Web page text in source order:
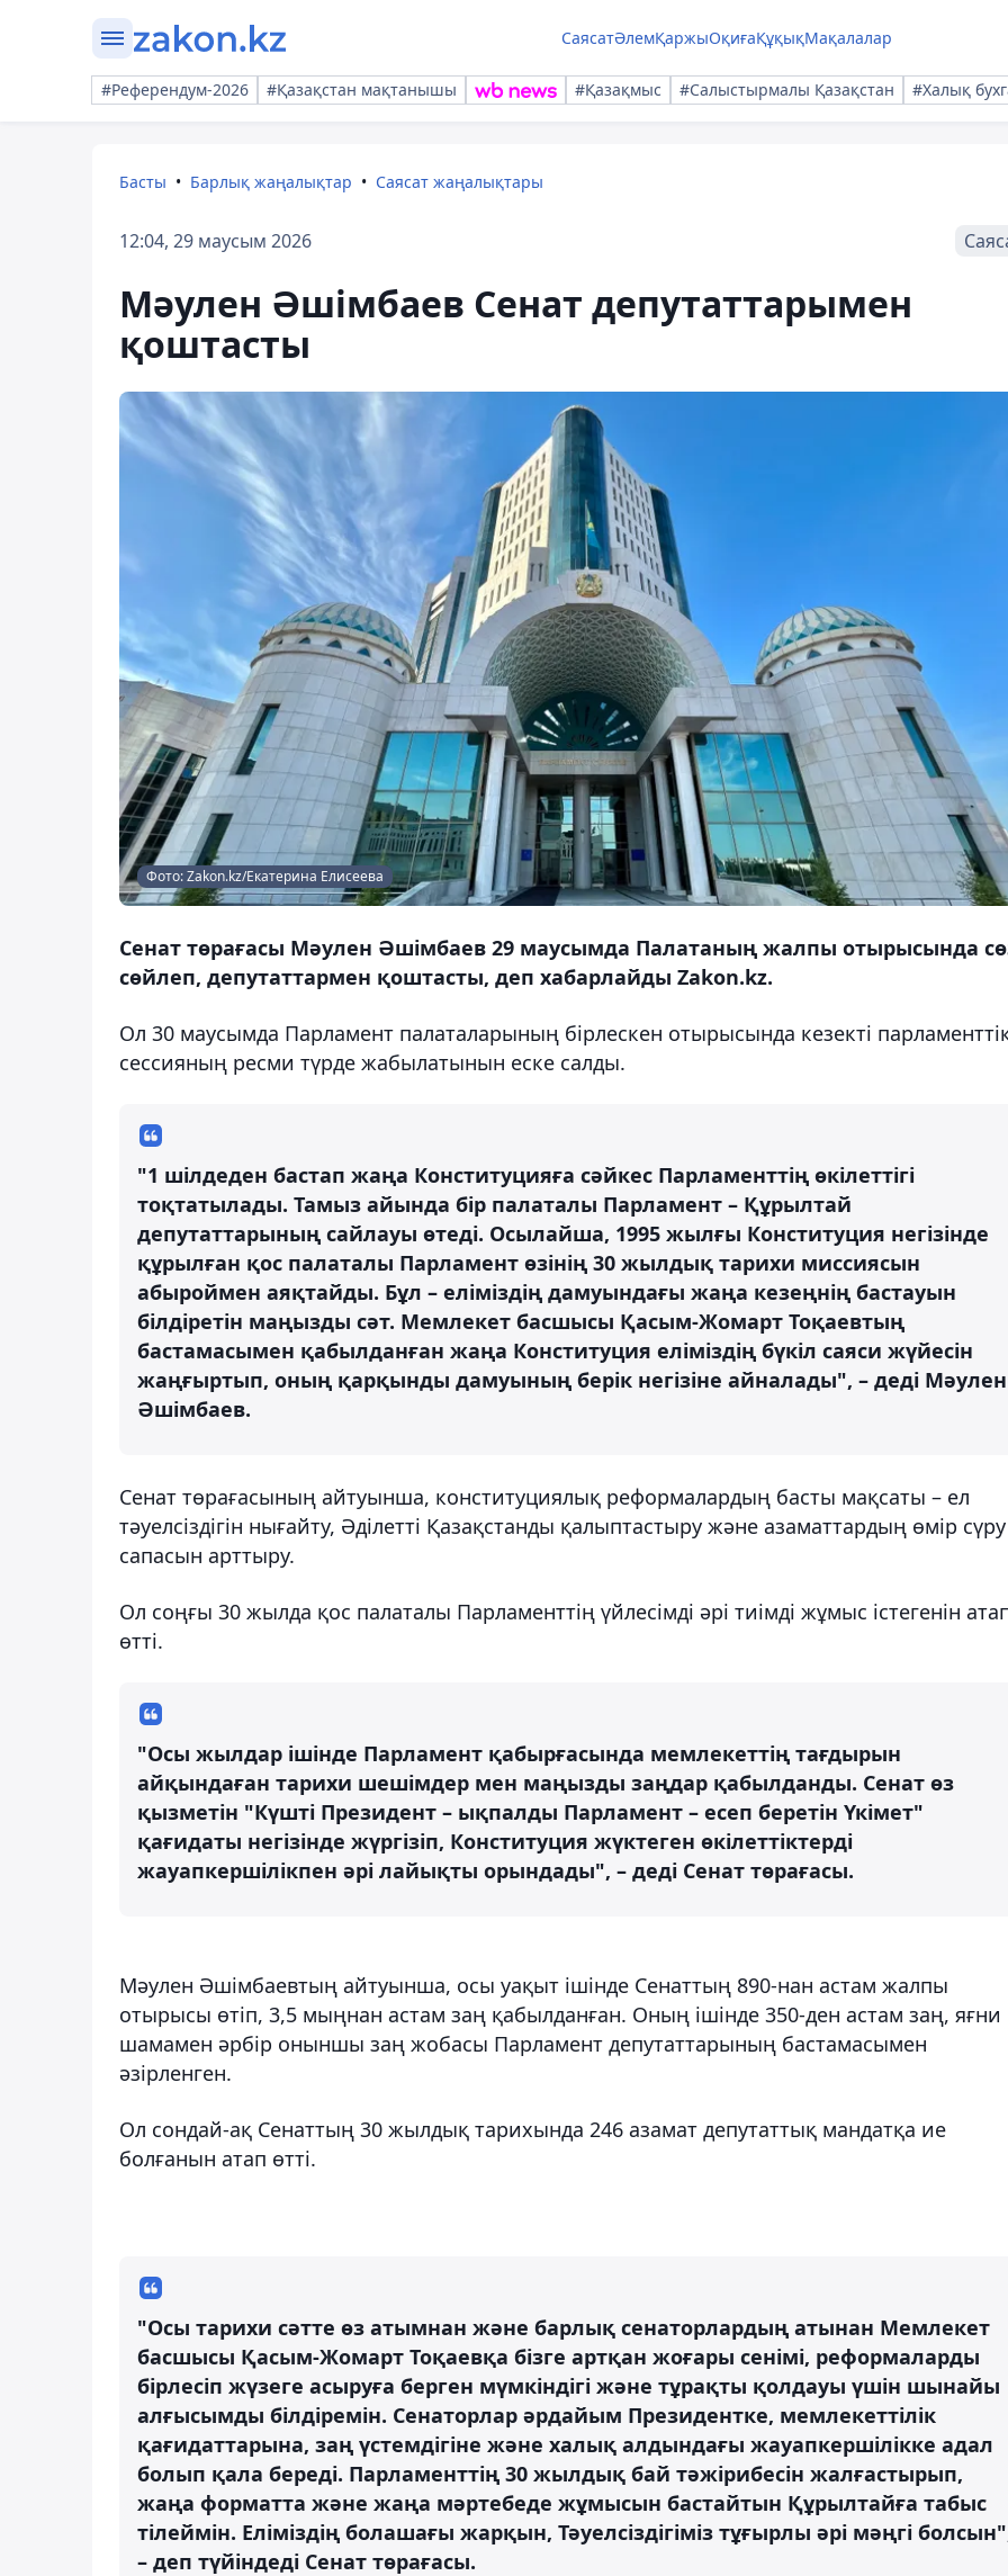
СаясатӘлемҚаржыОқиғаҚұқықМақалалар
#Референдум-2026 #Қазақстан мақтанышы #Қазақмыс #Салыстырмалы Қазақстан #Халық
Басты Барлық жаңалықтар Саясат жаңалықтары
12:04, 29 маусым 2026
Мәулен Әшімбаев Сенат депутаттарымен
қоштасты
Фото: Zakon.kz/Екатерина Елисеева
Сенат төрағасы Мәулен Әшімбаев 29 маусымда Палатаның жалпы отырысында
сөйлеп, депутаттармен қоштасты, деп хабарлайды Zakon.kz.
Ол 30 маусымда Парламент палаталарының бірлескен отырысында кезекті
сессияның ресми түрде жабылатынын еске салды.
"1 шілдеден бастап жаңа Конституцияға сәйкес Парламенттің өкілеттігі
тоқтатылады. Тамыз айында бір палаталы Парламент – Құрылтай
депутаттарының сайлауы өтеді. Осылайша, 1995 жылғы Конституция негізінде
құрылған қос палаталы Парламент өзінің 30 жылдық тарихи миссиясын
абыроймен аяқтайды. Бұл – еліміздің дамуындағы жаңа кезеңнің бастауын
білдіретін маңызды сәт. Мемлекет басшысы Қасым-Жомарт Тоқаевтың
бастамасымен қабылданған жаңа Конституция еліміздің бүкіл саяси жүйесін
жаңғыртып, оның қарқынды дамуының берік негізіне айналады", – деді Мәулен
Әшімбаев.
Сенат төрағасының айтуынша, конституциялық реформалардың басты мақсаты – ел
тәуелсіздігін нығайту, Әділетті Қазақстанды қалыптастыру және азаматтардың өмір сүру
сапасын арттыру.
Ол соңғы 30 жылда қос палаталы Парламенттің үйлесімді әрі тиімді жұмыс істегенін
өтті.
"Осы жылдар ішінде Парламент қабырғасында мемлекеттің тағдырын
айқындаған тарихи шешімдер мен маңызды заңдар қабылданды. Сенат өз
қызметін "Күшті Президент – ықпалды Парламент – есеп беретін Үкімет"
қағидаты негізінде жүргізіп, Конституция жүктеген өкілеттіктерді
жауапкершілікпен әрі лайықты орындады", – деді Сенат төрағасы.
Мәулен Әшімбаевтың айтуынша, осы уақыт ішінде Сенаттың 890-нан астам жалпы
отырысы өтіп, 3,5 мыңнан астам заң қабылданған. Оның ішінде 350-ден астам заң, яғни
шамамен әрбір оныншы заң жобасы Парламент депутаттарының бастамасымен
әзірленген.
Ол сондай-ақ Сенаттың 30 жылдық тарихында 246 азамат депутаттық мандатқа ие
болғанын атап өтті.
"Осы тарихи сәтте өз атымнан және барлық сенаторлардың атынан Мемлекет
басшысы Қасым-Жомарт Тоқаевқа бізге артқан жоғары сенімі, реформаларды
бірлесіп жүзеге асыруға берген мүмкіндігі және тұрақты қолдауы үшін шынайы
алғысымды білдіремін. Сенаторлар әрдайым Президентке, мемлекеттілік
қағидаттарына, заң үстемдігіне және халық алдындағы жауапкершілікке адал
болып қала береді. Парламенттің 30 жылдық бай тәжірибесін жалғастырып,
жаңа форматта және жаңа мәртебеде жұмысын бастайтын Құрылтайға табыс
тілеймін. Еліміздің болашағы жарқын, Тәуелсіздігіміз тұғырлы әрі мәңгі
– деп түйіндеді Сенат төрағасы.